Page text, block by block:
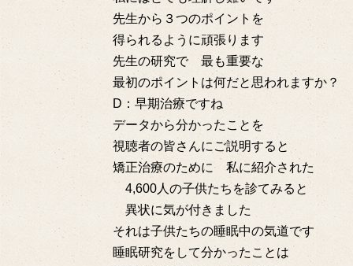
先生から３つのポイントを
得られるように頑張ります
先生の研究で 最も重要な
最初のポイントは何だと思われますか？
D：早期治療ですね
データから分かったことを
視聴者の皆さんにご説明すると
矯正治療のために 私に紹介された
4,600人の子供たちを診てみると
異状に気が付きました
それは子供たちの睡眠中の気道です
睡眠研究をして分かったことは